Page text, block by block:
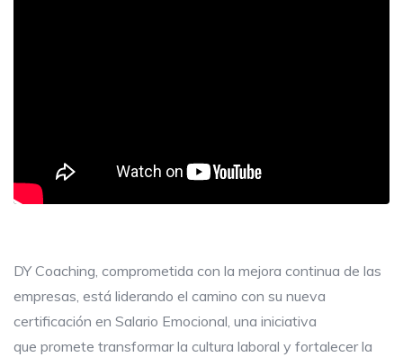
DY Coaching, comprometida con la mejora continua de las
empresas, está liderando el camino con su nueva
certificación en Salario Emocional, una iniciativa
que promete transformar la cultura laboral y fortalecer la